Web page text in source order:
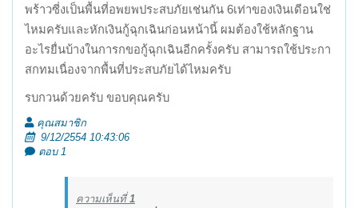
พร้าวซี่งเป็นพื้นที่อพยพประสบภัยเช่นกัน 6เท่าของเงินเดีอนใช่
ไหมครับและหักเงินกู้ฉุกเฉินก่อนหน้านี้ ผมต้องใช้หลักฐาน
อะไรยื่นบ้างในการกขอกู้ฉุกเฉินอีกครั้งครับ สามารถใช้ประกา
สกทมเนื่องจากพื้นที่ประสบภัยได้ไหมครับ
รบกวนด้วยครับ ขอบคุณครับ
คุณสมาชิก
9/12/2554 10:43:06
ตอบ 1
ความเห็นที่1